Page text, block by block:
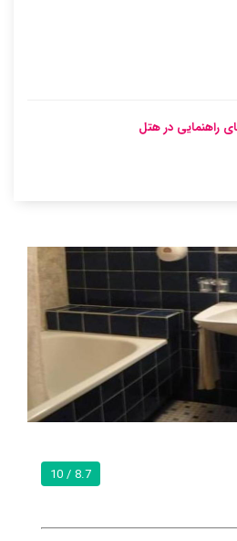
راهنمایی در هتل